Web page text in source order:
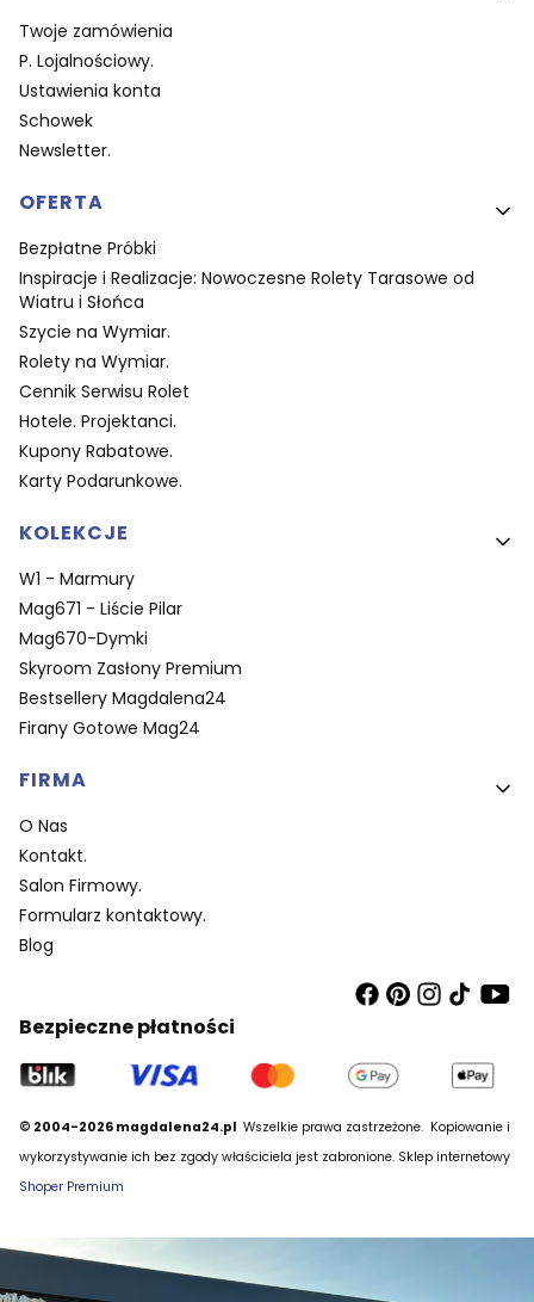
Twoje zamówienia
P. Lojalnościowy.
Ustawienia konta
Schowek
Newsletter.
OFERTA
Bezpłatne Próbki
Inspiracje i Realizacje: Nowoczesne Rolety Tarasowe od
Wiatru i Słońca
Szycie na Wymiar.
Rolety na Wymiar.
Cennik Serwisu Rolet
Hotele. Projektanci.
Kupony Rabatowe.
Karty Podarunkowe.
KOLEKCJE
W1 - Marmury
Mag671 - Liście Pilar
Mag670-Dymki
Skyroom Zasłony Premium
Bestsellery Magdalena24
Firany Gotowe Mag24
FIRMA
O Nas
Kontakt.
Salon Firmowy.
Formularz kontaktowy.
Blog
Bezpieczne płatności
© 2004-2026 magdalena24.pl Wszelkie prawa zastrzeżone. Kopiowanie i
wykorzystywanie ich bez zgody właściciela jest zabronione. Sklep internetowy
Shoper Premium